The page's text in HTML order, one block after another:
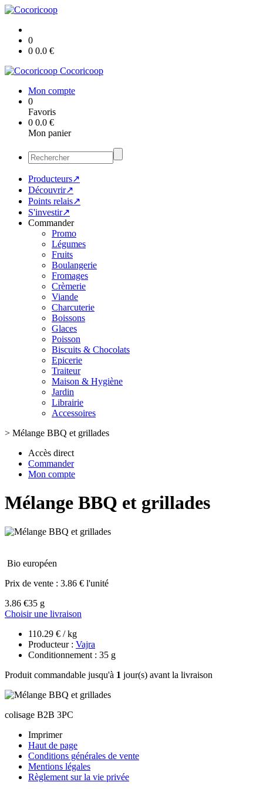
0
0 0.0 €
Cocoricoop
Mon compte
0
Favoris
0 0.0 €
Mon panier
Producteurs↗
Découvrir↗
Points relais↗
S'investir↗
Commander
Promo
Légumes
Fruits
Boulangerie
Fromages
Crèmerie
Viande
Charcuterie
Boissons
Glaces
Poisson
Biscuits & Chocolats
Epicerie
Traiteur
Maison & Hygiène
Jardin
Librairie
Accessoires
> Mélange BBQ et grillades
Accès direct
Commander
Mon compte
Mélange BBQ et grillades
Bio européen
Prix de vente : 3.86 € l'unité
3.86 €35 g
Choisir une livraison
110.29 € / kg
Producteur : Vajra
Conditionnement : 35 g
Produit commandable jusqu'à 1 jour(s) avant la livraison
colisage B2B 3PC
Imprimer
Haut de page
Conditions générales de vente
Mentions légales
Règlement sur la vie privée